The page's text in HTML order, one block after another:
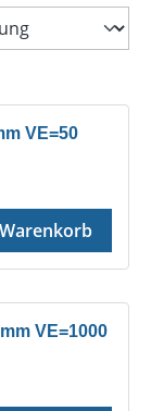
VE=50
VE=1000